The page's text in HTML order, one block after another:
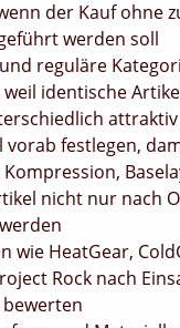
der Kauf ohne
werden soll
reguläre
identische
vorab festlegen,
Kompression,
nicht nur nach
wie HeatGear,
Rock nach